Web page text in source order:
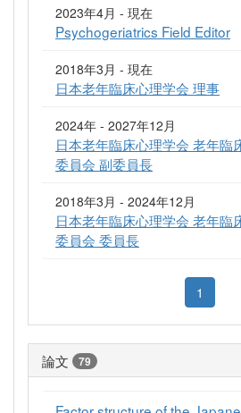
2023年4月 - 現在
Psychogeriatrics Field Editor
2018年3月 - 現在
日本老年臨床心理学会 理事
2024年 - 2027年12月
日本老年臨床心理学会 老年臨
委員会 副委員長
2018年3月 - 2024年12月
日本老年臨床心理学会 老年臨
委員会 委員長
1
論文 79